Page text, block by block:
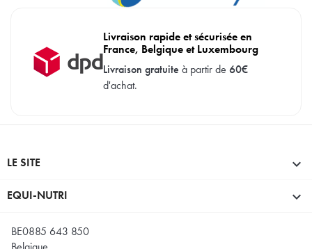
Livraison rapide et sécurisée en
France, Belgique et Luxembourg
Livraison gratuite à partir de 60€
d'achat.
LE SITE 
EQUI-NUTRI 
BE0885 643 850